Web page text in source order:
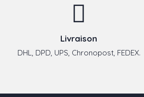
Livraison
DHL, DPD, UPS, Chronopost, FEDEX.